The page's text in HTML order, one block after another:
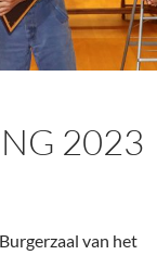
2023
van het